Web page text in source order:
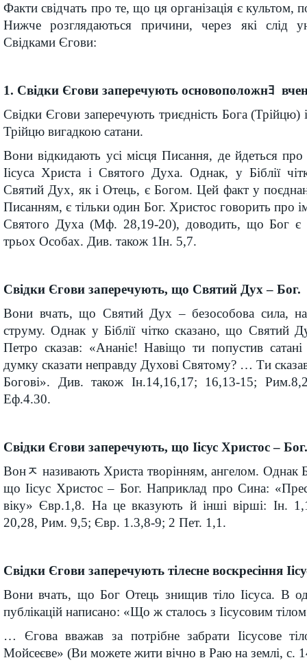
Факти свідчать про те, що ця організація є культом,
Нижче розглядаються причини, через які слід
Свідками Єгови:
1. Свідки Єгови заперечують осново­положнﾖ
Свідки Єгови заперечують триєдність Бога (Трійцю)
Трійцю вигадкою сатани.
Вони відкидають усі місця Писання, де йдеться
Іісуса Христа і Святого Духа. Однак, у Біблії
Святий Дух, як і Отець, є Богом. Цей факт у
Писанням, є тільки один Бог. Христос говорить про
Святого Духа (Мф. 28,19-20), доводить, що Бог є
трьох Особах. Див. також 1Ін. 5,7.
Свідки Єгови заперечують, що Святий Дух – Бог.
Вони вчать, що Святий Дух – безособова сила, на
струму. Однак у Біблії чітко сказано, що Святий
Петро сказав: «Ананіє! Навіщо ти попустив
думку сказати неправду Духові Святому? … Ти
Богові». Див. також Ін.14,16,17; 16,13-15;
Еф.4.30.
Свідки Єгови заперечують, що Іісус Христос – Бог.
Вонﾸ називають Христа творінням, ангелом. Однак
що Іісус Христос – Бог. Наприклад про Сина:
віку» Євр.1,8. На це вказують й інші вірші: Ін.
20,28, Рим. 9,5; Євр. 1.3,8-9; 2 Пет. 1,1.
Свідки Єгови заперечують тілесне воскре­сіння
Вони вчать, що Бог Отець знищив тіло Іісуса. В
публікацій написано: «Що ж сталось з Іісусовим
… Єгова вважав за потрібне забрати Іісусове
Мойсеєве» (Ви можете жити вічно в Раю на землі, с.